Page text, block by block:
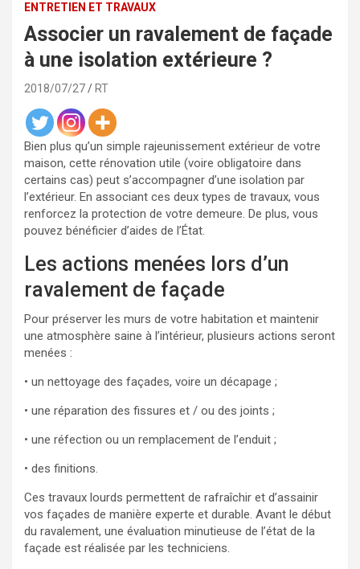
ENTRETIEN ET TRAVAUX
Associer un ravalement de façade
à une isolation extérieure ?
2018/07/27 RT
Bien plus qu’un simple rajeunissement extérieur de votre
maison, cette rénovation utile (voire obligatoire dans
certains cas) peut s’accompagner d’une isolation par
l’extérieur. En associant ces deux types de travaux, vous
renforcez la protection de votre demeure. De plus, vous
pouvez bénéficier d’aides de l’État.
Les actions menées lors d’un
ravalement de façade
Pour préserver les murs de votre habitation et maintenir
une atmosphère saine à l’intérieur, plusieurs actions seront
menées :
• un nettoyage des façades, voire un décapage ;
• une réparation des fissures et / ou des joints ;
• une réfection ou un remplacement de l’enduit ;
• des finitions.
Ces travaux lourds permettent de rafraîchir et d’assainir
vos façades de manière experte et durable. Avant le début
du ravalement, une évaluation minutieuse de l’état de la
façade est réalisée par les techniciens.